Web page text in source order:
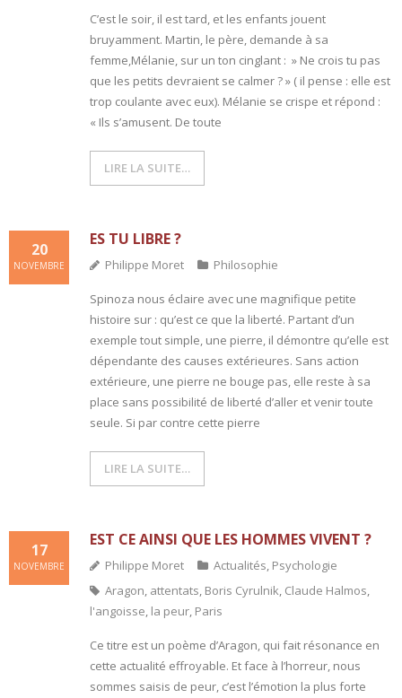
C’est le soir, il est tard, et les enfants jouent
bruyamment. Martin, le père, demande à sa
femme,Mélanie, sur un ton cinglant : » Ne crois tu pas
que les petits devraient se calmer ? » ( il pense : elle est
trop coulante avec eux). Mélanie se crispe et répond :
« Ils s’amusent. De toute
LIRE LA SUITE…
ES TU LIBRE ?
20
NOVEMBRE Philippe Moret Philosophie
Spinoza nous éclaire avec une magnifique petite
histoire sur : qu’est ce que la liberté. Partant d’un
exemple tout simple, une pierre, il démontre qu’elle est
dépendante des causes extérieures. Sans action
extérieure, une pierre ne bouge pas, elle reste à sa
place sans possibilité de liberté d’aller et venir toute
seule. Si par contre cette pierre
LIRE LA SUITE…
EST CE AINSI QUE LES HOMMES VIVENT ?
17
NOVEMBRE Philippe Moret Actualités, Psychologie
Aragon, attentats, Boris Cyrulnik, Claude Halmos,
l'angoisse, la peur, Paris
Ce titre est un poème d’Aragon, qui fait résonance en
cette actualité effroyable. Et face à l’horreur, nous
sommes saisis de peur, c’est l’émotion la plus forte